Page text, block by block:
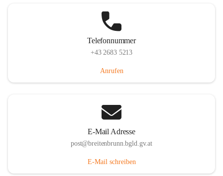
Telefonnummer
+43 2683 5213
Anrufen
E-Mail Adresse
post@breitenbrunn.bgld.gv.at
E-Mail schreiben